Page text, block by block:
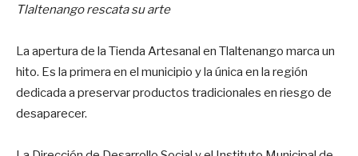
Tlaltenango rescata su arte
La apertura de la Tienda Artesanal en Tlaltenango marca un
hito. Es la primera en el municipio y la única en la región
dedicada a preservar productos tradicionales en riesgo de
desaparecer.